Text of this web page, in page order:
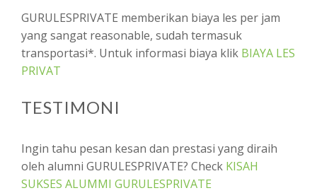
GURULESPRIVATE memberikan biaya les per jam
yang sangat reasonable, sudah termasuk
transportasi*. Untuk informasi biaya klik BIAYA LES
PRIVAT
TESTIMONI
Ingin tahu pesan kesan dan prestasi yang diraih
oleh alumni GURULESPRIVATE? Check KISAH
SUKSES ALUMMI GURULESPRIVATE